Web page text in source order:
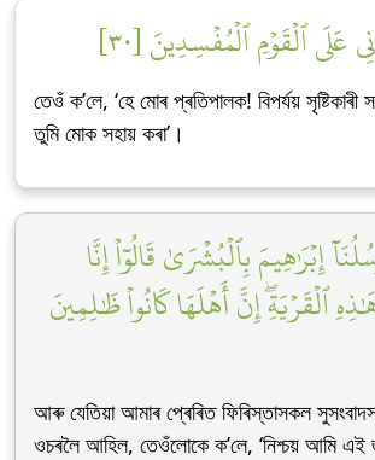
ٱلۡقَوۡمِ ٱلۡمُفۡسِدِينَ [٣٠]
তেওঁ ক’লে, ‘হে মোৰ প্ৰতিপালক! বিপৰ্যয় সৃষ্টিকাৰী
তুমি মোক সহায় কৰা’।
إِبۡرَٰهِيمَ بِٱلۡبُشۡرَىٰ قَالُوٓاْ إِنَّا
ٱلۡقَرۡيَةِۖ إِنَّ أَهۡلَهَا كَانُواْ ظَٰلِمِينَ
আৰু যেতিয়া আমাৰ প্ৰেৰিত ফিৰিস্তাসকল
ওচৰলৈ আহিল, তেওঁলোকে ক’লে, ‘নিশ্চয় আমি এই